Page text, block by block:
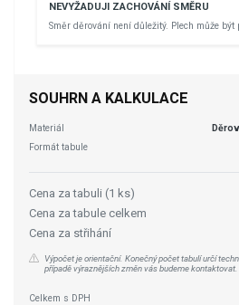
NEVYŽADUJI ZACHOVÁNÍ SMĚRU
Směr děrování není důležitý. Plech může
SOUHRN A KALKULACE
Materiál
Formát tabule
Cena za tabuli (1 ks)
Cena za tabule celkem
Cena za střihání
Výpočet je orientační. Konečný počet tabulí určí
případě výraznějších změn vás budeme kontaktovat.
Celkem s DPH